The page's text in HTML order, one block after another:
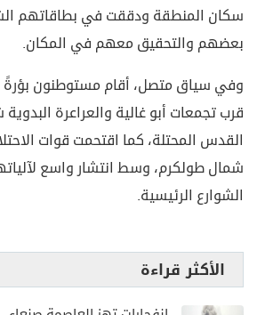
سكان المنطقة ودققت في بطاقاتهم
بعضهم والتحقيق معهم في المكان.
وفي سياق متصل، أقام مستوطنون بؤرةً
قرب تجمعات أبو غالية والعراعرة
القدس المحتلة، كما اقتحمت قوات
شمال طولكرم، وسط انتشار واسع
الشوارع الرئيسية.
الأكثر قراءة